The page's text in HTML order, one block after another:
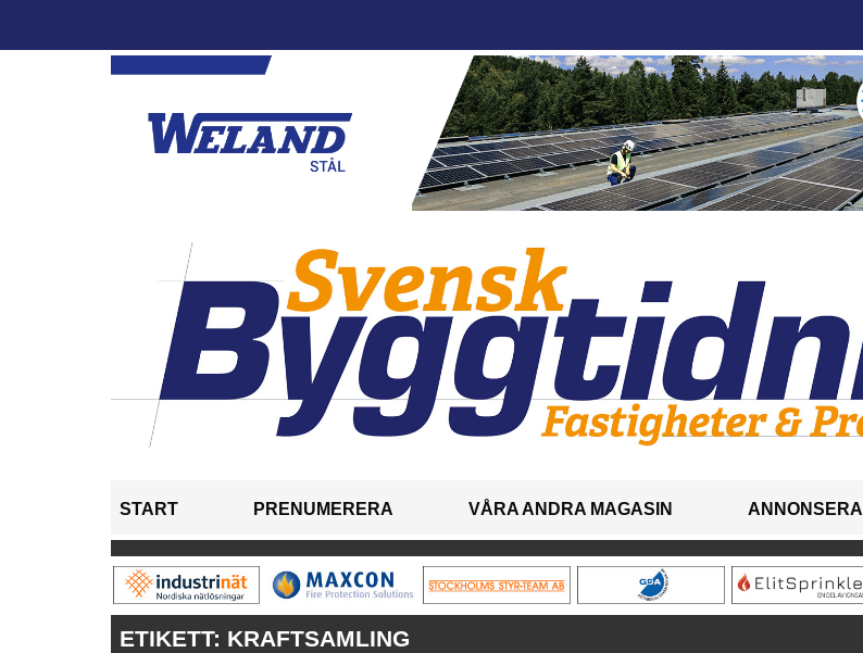
START PRENUMERERA VÅRA ANDRA MAGASIN ANNONSERA
ETIKETT: KRAFTSAMLING